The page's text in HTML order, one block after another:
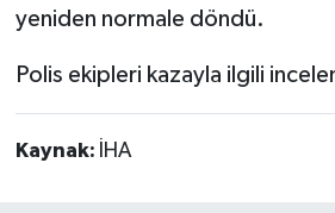
yeniden normale döndü.
Polis ekipleri kazayla ilgili
Kaynak: İHA